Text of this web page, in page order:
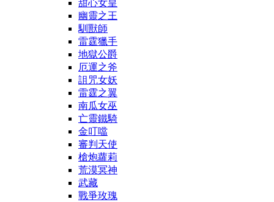
甜心女皇
幽靈之王
馴獸師
雷霆獵手
地獄公爵
厄運之斧
詛咒女妖
雷霆之翼
南瓜女巫
亡靈鐵騎
金叮噹
審判天使
槍炮蘿莉
荒漠冥神
武藏
戰爭玫瑰